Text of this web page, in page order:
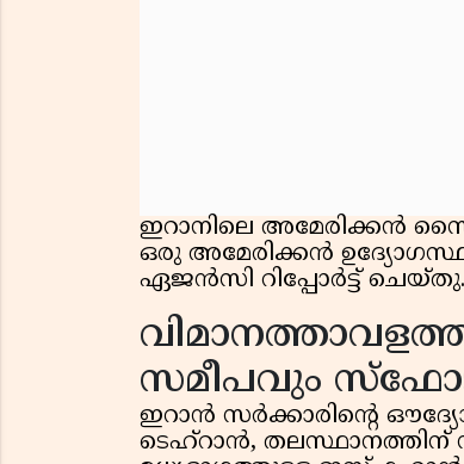
ഇറാനിലെ അമേരിക്കൻ
ഒരു അമേരിക്കൻ
ഏജൻസി റിപ്പോർട്ട് ചെയ്തു.
സമീപവും
ഇറാൻ സർക്കാരിന്റെ
ടെഹ്റാൻ, തലസ്ഥാനത്തിന്